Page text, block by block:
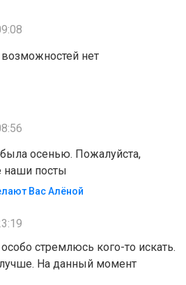
возможностей нет
осенью. Пожалуйста,
наши посты
Вас Алëной
стремлюсь кого-то искать.
На данный момент